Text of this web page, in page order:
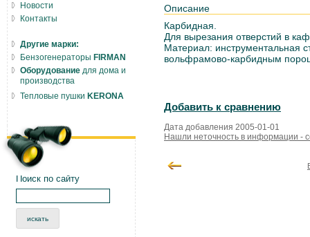
Описание
Карбидная.
Для вырезания отверстий в
Материал: инструментальная
вольфрамово-карбидным
Добавить к сравнению
Дата добавления 2005-01-01
Нашли неточность в информации -
Новости
Контакты
Другие марки:
Бензогенераторы FIRMAN
Оборудование для дома и
производства
Тепловые пушки KERONA
Поиск по сайту